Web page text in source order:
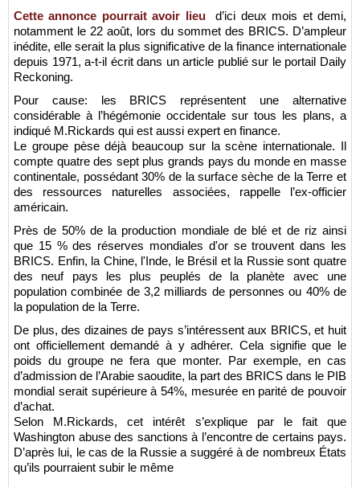
Cette annonce pourrait avoir lieud’ici deux mois et demi,
notamment le 22 août, lors du sommet des BRICS. D’ampleur
inédite, elle serait la plus significative de la finance internationale
depuis 1971, a-t-il écrit dans un article publié sur le portail Daily
Reckoning.
Pour cause: les BRICS représentent une alternative
considérable à l’hégémonie occidentale sur tous les plans, a
indiqué M.Rickards qui est aussi expert en finance.
Le groupe pèse déjà beaucoup sur la scène internationale. Il
compte quatre des sept plus grands pays du monde en masse
continentale, possédant 30% de la surface sèche de la Terre et
des ressources naturelles associées, rappelle l’ex-officier
américain.
Près de 50% de la production mondiale de blé et de riz ainsi
que 15 % des réserves mondiales d'or se trouvent dans les
BRICS. Enfin, la Chine, l'Inde, le Brésil et la Russie sont quatre
des neuf pays les plus peuplés de la planète avec une
population combinée de 3,2 milliards de personnes ou 40% de
la population de la Terre.
De plus, des dizaines de pays s’intéressent aux BRICS, et huit
ont officiellement demandé à y adhérer. Cela signifie que le
poids du groupe ne fera que monter. Par exemple, en cas
d’admission de l’Arabie saoudite, la part des BRICS dans le PIB
mondial serait supérieure à 54%, mesurée en parité de pouvoir
d’achat.
Selon M.Rickards, cet intérêt s’explique par le fait que
Washington abuse des sanctions à l’encontre de certains pays.
D’après lui, le cas de la Russie a suggéré à de nombreux États
qu’ils pourraient subir le même